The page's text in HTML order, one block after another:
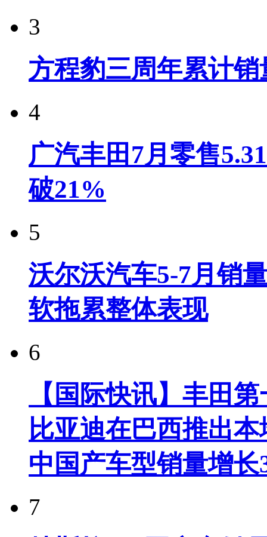
3
方程豹三周年累计
4
广汽丰田7月零售
破21%
5
沃尔沃汽车5-7月销
软拖累整体表现
6
【国际快讯】丰田
比亚迪在巴西推出
中国产车型销量增长
7